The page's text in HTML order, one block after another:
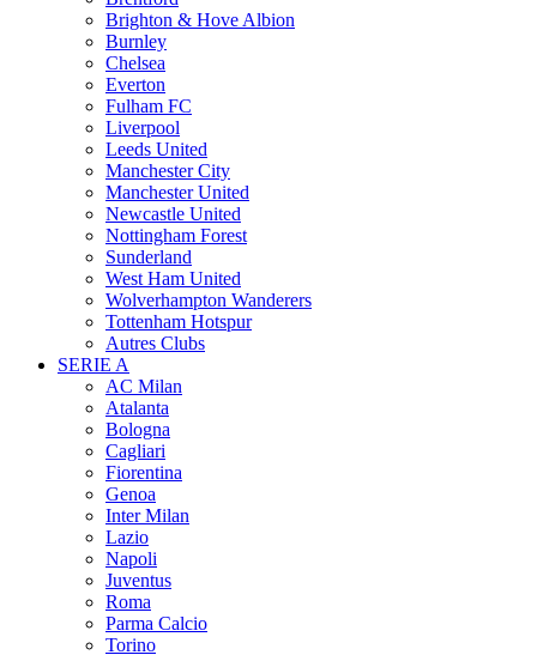
Brighton & Hove Albion
Burnley
Chelsea
Everton
Fulham FC
Liverpool
Leeds United
Manchester City
Manchester United
Newcastle United
Nottingham Forest
Sunderland
West Ham United
Wolverhampton Wanderers
Tottenham Hotspur
Autres Clubs
SERIE A
AC Milan
Atalanta
Bologna
Cagliari
Fiorentina
Genoa
Inter Milan
Lazio
Napoli
Juventus
Roma
Parma Calcio
Torino